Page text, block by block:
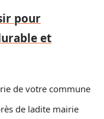
pour
et
de votre commune
de ladite mairie